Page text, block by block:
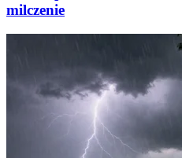
milczenie